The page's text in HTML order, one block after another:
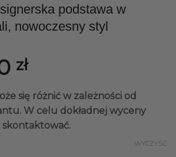
podstawa w
nowoczesny styl
zł
się różnić w zależności od
W celu dokładnej wyceny
skontaktować.
WYCZYŚĆ